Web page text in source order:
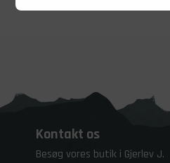
Kontakt os
Besøg vores butik i Gjerlev J.